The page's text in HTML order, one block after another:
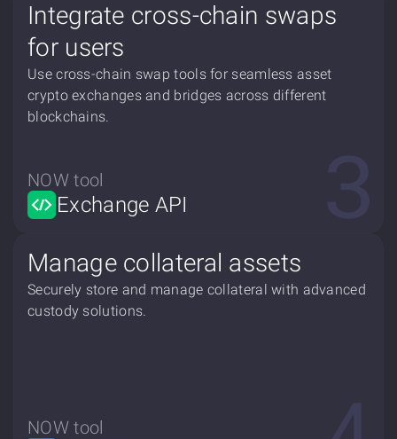
Integrate cross-chain swaps
for users
Use cross-chain swap tools for seamless asset
crypto exchanges and bridges across different
blockchains.
NOW tool
Exchange API
Manage collateral assets
Securely store and manage collateral with advanced
custody solutions.
NOW tool